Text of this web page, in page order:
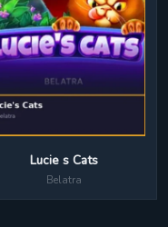
Lucie s Cats
Belatra